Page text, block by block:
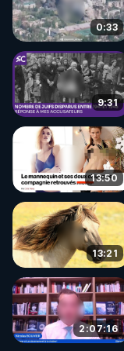
0:33
9:31
13:50
13:21
2:07:16